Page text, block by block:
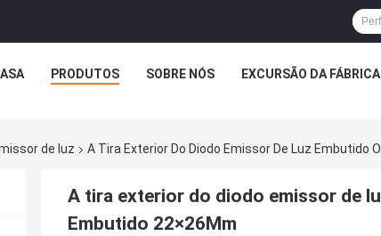
PRODUTOS SOBRE NÓS EXCURSÃO DA FÁBRICA
de luz A Tira Exterior Do Diodo Emissor De Luz Embutido
A tira exterior do diodo emissor de
Embutido 22×26Mm